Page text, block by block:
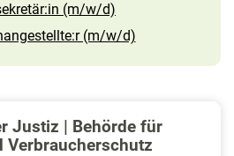
(m/w/d)
(m/w/d)
Justiz | Behörde für
Verbraucherschutz